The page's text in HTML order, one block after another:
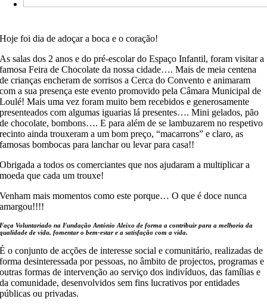
Hoje foi dia de adoçar a boca e o coração!
As salas dos 2 anos e do pré-escolar do Espaço Infantil, foram visitar a
famosa Feira de Chocolate da nossa cidade…. Mais de meia centena
de crianças encheram de sorrisos a Cerca do Convento e animaram
com a sua presença este evento promovido pela Câmara Municipal de
Loulé! Mais uma vez foram muito bem recebidos e generosamente
presenteados com algumas iguarias lá presentes…. Mini gelados, pão
de chocolate, bombons…. E para além de se lambuzarem no respetivo
recinto ainda trouxeram a um bom preço, “macarrons” e claro, as
famosas bombocas para lanchar ou levar para casa!!
Obrigada a todos os comerciantes que nos ajudaram a multiplicar a
moeda que cada um trouxe!
Venham mais momentos como este porque… O que é doce nunca
amargou!!!!
Faça Voluntariado na Fundação António Aleixo de forma a contribuir para a melhoria da
qualidade de vida, fomentar o bem-estar e a satisfação com a vida.
É o conjunto de acções de interesse social e comunitário, realizadas de
forma desinteressada por pessoas, no âmbito de projectos, programas e
outras formas de intervenção ao serviço dos indivíduos, das famílias e
da comunidade, desenvolvidos sem fins lucrativos por entidades
públicas ou privadas.